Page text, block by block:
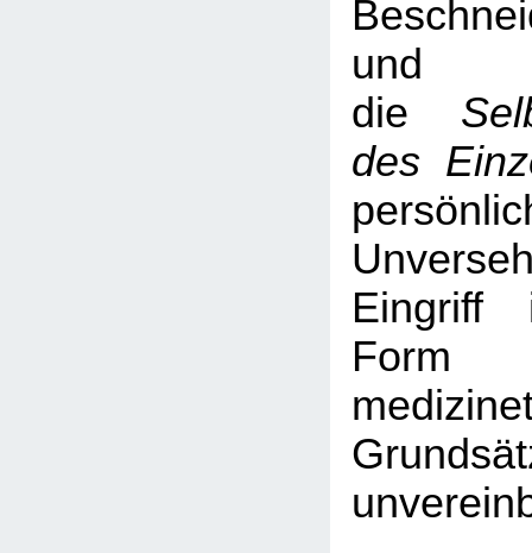
und
die
des